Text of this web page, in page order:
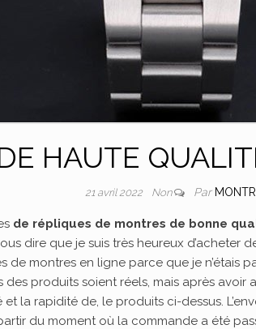
HAUTE
21 avril 2022 Non Par
de répliques de montres de bonne
dire que je suis très heureux d’acheter
de montres en ligne parce que je n’étais
produits soient réels, mais après avoir
la rapidité de, le produits ci-dessus.
du moment où la commande a été